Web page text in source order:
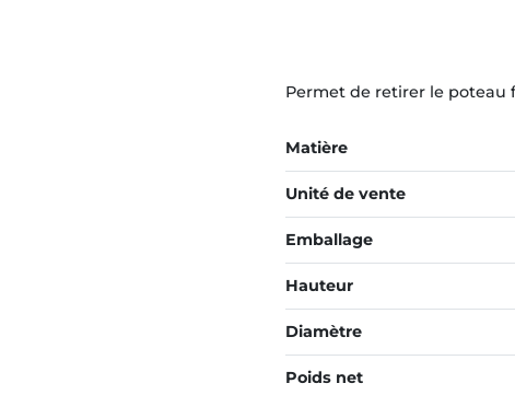
Permet de retirer le poteau
Matière
Unité de vente
Emballage
Hauteur
Diamètre
Poids net